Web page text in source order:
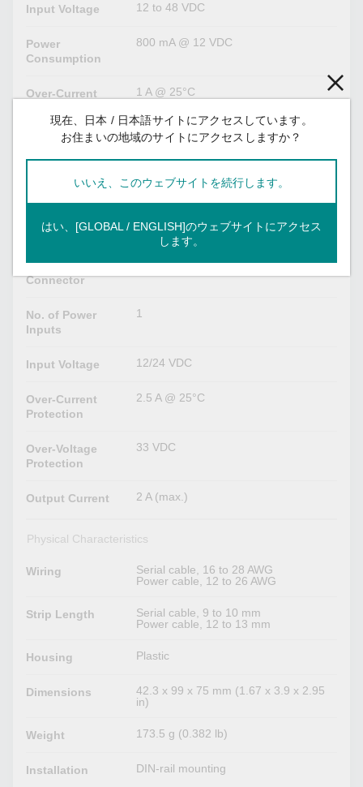
Input Voltage 12 to 48 VDC
Power
Consumption
800 mA @ 12 VDC
Over-Current
1 A @ 25°C
Over-Voltage
Protection
55 VDC
Output Current 1 A (max.)
Field Power Parameters
Power
Connector
Spring-type Euroblock terminal
No. of Power
Inputs
1
Input Voltage 12/24 VDC
Over-Current
Protection
2.5 A @ 25°C
Over-Voltage
Protection
33 VDC
Output Current 2 A (max.)
Physical Characteristics
Wiring
Serial cable, 16 to 28 AWG
Power cable, 12 to 26 AWG
Strip Length
Serial cable, 9 to 10 mm
Power cable, 12 to 13 mm
Housing Plastic
Dimensions
42.3 x 99 x 75 mm (1.67 x 3.9 x 2.95
in)
Weight 173.5 g (0.382 lb)
Installation DIN-rail mounting
現在、日本 / 日本語サイトにアクセスしています。
お住まいの地域のサイトにアクセスしますか？
いいえ、このウェブサイトを続行します。
はい、[GLOBAL / ENGLISH]のウェブサイトにアクセス
します。